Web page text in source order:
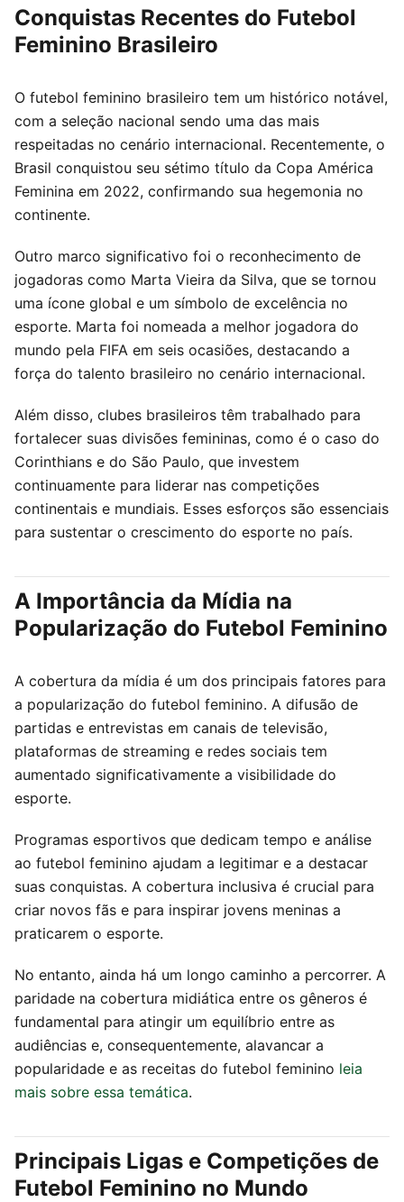
Conquistas Recentes do Futebol
Feminino Brasileiro
O futebol feminino brasileiro tem um histórico notável,
com a seleção nacional sendo uma das mais
respeitadas no cenário internacional. Recentemente, o
Brasil conquistou seu sétimo título da Copa América
Feminina em 2022, confirmando sua hegemonia no
continente.
Outro marco significativo foi o reconhecimento de
jogadoras como Marta Vieira da Silva, que se tornou
uma ícone global e um símbolo de excelência no
esporte. Marta foi nomeada a melhor jogadora do
mundo pela FIFA em seis ocasiões, destacando a
força do talento brasileiro no cenário internacional.
Além disso, clubes brasileiros têm trabalhado para
fortalecer suas divisões femininas, como é o caso do
Corinthians e do São Paulo, que investem
continuamente para liderar nas competições
continentais e mundiais. Esses esforços são essenciais
para sustentar o crescimento do esporte no país.
A Importância da Mídia na
Popularização do Futebol Feminino
A cobertura da mídia é um dos principais fatores para
a popularização do futebol feminino. A difusão de
partidas e entrevistas em canais de televisão,
plataformas de streaming e redes sociais tem
aumentado significativamente a visibilidade do
esporte.
Programas esportivos que dedicam tempo e análise
ao futebol feminino ajudam a legitimar e a destacar
suas conquistas. A cobertura inclusiva é crucial para
criar novos fãs e para inspirar jovens meninas a
praticarem o esporte.
No entanto, ainda há um longo caminho a percorrer. A
paridade na cobertura midiática entre os gêneros é
fundamental para atingir um equilíbrio entre as
audiências e, consequentemente, alavancar a
popularidade e as receitas do futebol feminino leia
mais sobre essa temática.
Principais Ligas e Competições de
Futebol Feminino no Mundo